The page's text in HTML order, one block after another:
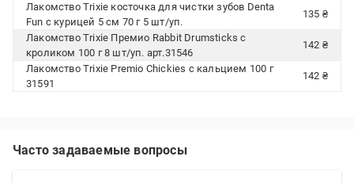
Лакомство Trixie косточка для чистки зубов Denta
Fun с курицей 5 см 70 г 5 шт/уп.
135 ₴
Лакомство Trixie Премио Rabbit Drumsticks с
кроликом 100 г 8 шт/уп. арт.31546
142 ₴
Лакомство Trixie Premio Chickies с кальцием 100 г
31591
142 ₴
Часто задаваемые вопросы